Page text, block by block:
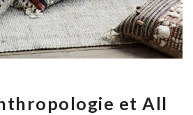
et All